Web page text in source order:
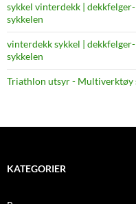
sykkel vinterdekk |
sykkelen
vinterdekk sykkel |
sykkelen
Triathlon utsyr - Multiverktøy
KATEGORIER